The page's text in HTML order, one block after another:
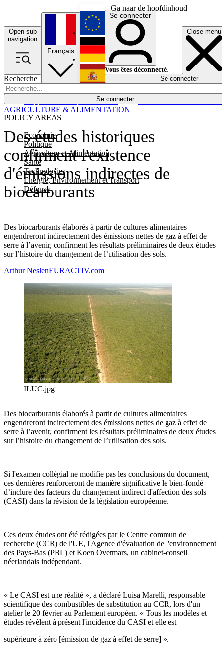
Ga naar de hoofdinhoud
Open sub
navigation
Close menu
Recherche
Se connecter
POLICY AREAS
Economie
Politique
Agriculture et Alimentation
Santé
Technologies
Energie, Environnement et Transport
Défense
Économie
Français
English
Deutsch
Español
Se connecter
Vous êtes déconnecté.
Se connecter
Des études historiques
confirment l'existence
d'émissions indirectes de
biocarburants
Des biocarburants élaborés à partir de cultures alimentaires
engendreront indirectement des émissions nettes de gaz à effet de
serre à l’avenir, confirment les résultats préliminaires de deux études
sur l’histoire du changement de l’utilisation des sols.
AGRICULTURE & ALIMENTATION
Arthur NeslenEURACTIV.com
ILUC.jpg
Des biocarburants élaborés à partir de cultures alimentaires
engendreront indirectement des émissions nettes de gaz à effet de
serre à l’avenir, confirment les résultats préliminaires de deux études
sur l’histoire du changement de l’utilisation des sols.
Si l'examen collégial ne modifie pas les conclusions du document,
ces dernières renforceront de manière significative le bien-fondé
d’inclure des facteurs du changement indirect d'affection des sols
(CASI) dans la révision de la législation européenne.
Ces deux études ont été rédigées par le Centre commun de
recherche (CCR) de l'UE, l'Agence d'évaluation de l'environnement
des Pays-Bas (PBL) et Koen Overmars, un cabinet-conseil
néerlandais indépendant.
« Le CASI est une réalité », a déclaré Luisa Marelli, responsable
scientifique des combustibles de substitution au CCR, lors d'un
atelier le 20 février au Parlement européen. « Tous les modèles et
études révèlent à présent l'incidence du CASI et elle est
supérieure à zéro [émission de gaz à effet de serre] ».